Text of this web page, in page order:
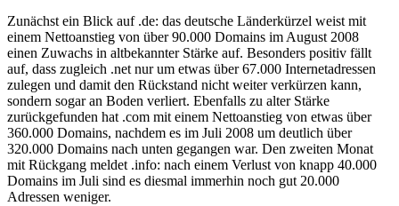
Zunächst ein Blick auf .de: das deutsche Länderkürzel weist mit
einem Nettoanstieg von über 90.000 Domains im August 2008
einen Zuwachs in altbekannter Stärke auf. Besonders positiv fällt
auf, dass zugleich .net nur um etwas über 67.000 Internetadressen
zulegen und damit den Rückstand nicht weiter verkürzen kann,
sondern sogar an Boden verliert. Ebenfalls zu alter Stärke
zurückgefunden hat .com mit einem Nettoanstieg von etwas über
360.000 Domains, nachdem es im Juli 2008 um deutlich über
320.000 Domains nach unten gegangen war. Den zweiten Monat
mit Rückgang meldet .info: nach einem Verlust von knapp 40.000
Domains im Juli sind es diesmal immerhin noch gut 20.000
Adressen weniger.